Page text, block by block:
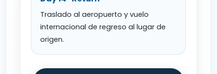
Traslado al aeropuerto y vuelo
internacional de regreso al lugar de
origen.